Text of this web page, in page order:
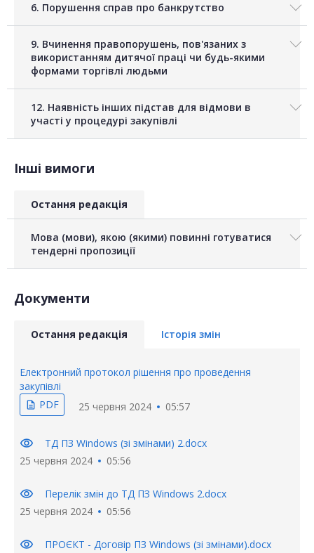
6. Порушення справ про банкрутство
9. Вчинення правопорушень, пов'язаних з
використанням дитячої праці чи будь-якими
формами торгівлі людьми
12. Наявність інших підстав для відмови в
участі у процедурі закупівлі
Інші вимоги
Остання редакція
Мова (мови), якою (якими) повинні готуватися
тендерні пропозиції
Документи
Остання редакція Історія змін
Електронний протокол рішення про проведення
закупівлі
description PDF 25 червня 2024 05:57
visibility
ТД ПЗ Windows (зі змінами) 2.docx
25 червня 2024
05:56
visibility
Перелік змін до ТД ПЗ Windows 2.docx
25 червня 2024
05:56
visibility
ПРОЄКТ - Договір ПЗ Windows (зі змінами).docx